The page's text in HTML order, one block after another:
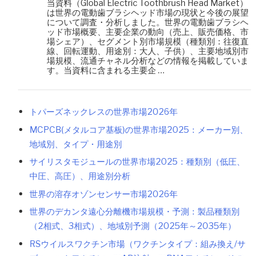
当資料（Global Electric Toothbrush Head Market）
は世界の電動歯ブラシヘッド市場の現状と今後の展望
について調査・分析しました。世界の電動歯ブラシヘ
ッド市場概要、主要企業の動向（売上、販売価格、市
場シェア）、セグメント別市場規模（種類別：往復直
線、回転運動、用途別：大人、子供）、主要地域別市
場規模、流通チャネル分析などの情報を掲載していま
す。当資料に含まれる主要企 …
トパーズネックレスの世界市場2026年
MCPCB(メタルコア基板)の世界市場2025：メーカー別、
地域別、タイプ・用途別
サイリスタモジュールの世界市場2025：種類別（低圧、
中圧、高圧）、用途別分析
世界の溶存オゾンセンサー市場2026年
世界のデカンタ遠心分離機市場規模・予測：製品種類別
（2相式、3相式）、地域別予測（2025年～2035年）
RSウイルスワクチン市場（ワクチンタイプ：組み換え/サ